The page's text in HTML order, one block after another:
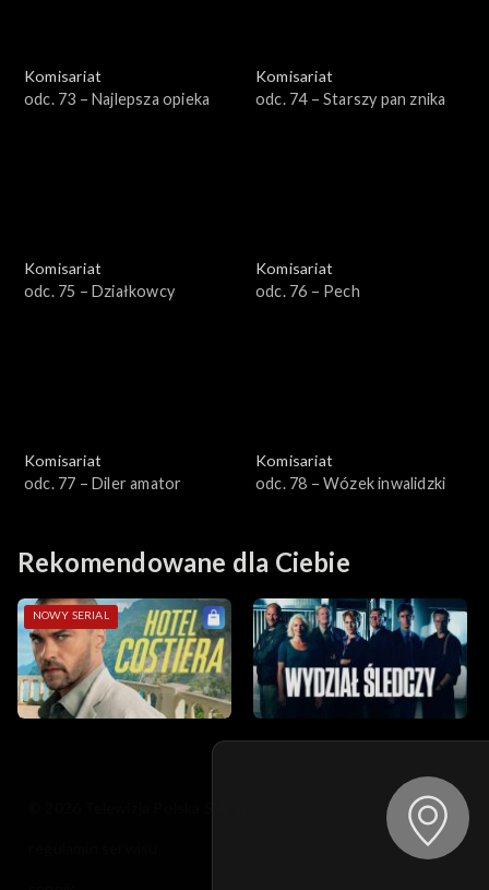
Komisariat
odc. 73 – Najlepsza opieka
Komisariat
odc. 74 – Starszy pan znika
Komisariat
odc. 75 – Działkowcy
Komisariat
odc. 76 – Pech
Komisariat
odc. 77 – Diler amator
Komisariat
odc. 78 – Wózek inwalidzki
Rekomendowane dla Ciebie
NOWY SERIAL